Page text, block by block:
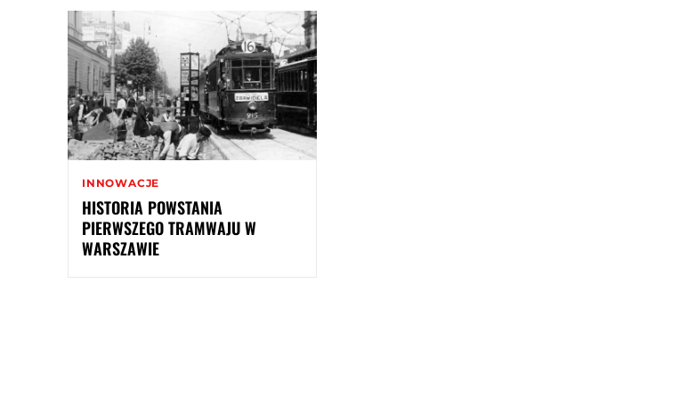
INNOWACJE
HISTORIA POWSTANIA
PIERWSZEGO TRAMWAJU W
WARSZAWIE